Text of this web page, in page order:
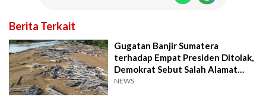
Berita Terkait
Gugatan Banjir Sumatera
terhadap Empat Presiden Ditolak,
Demokrat Sebut Salah Alamat
Pengadilan
NEWS